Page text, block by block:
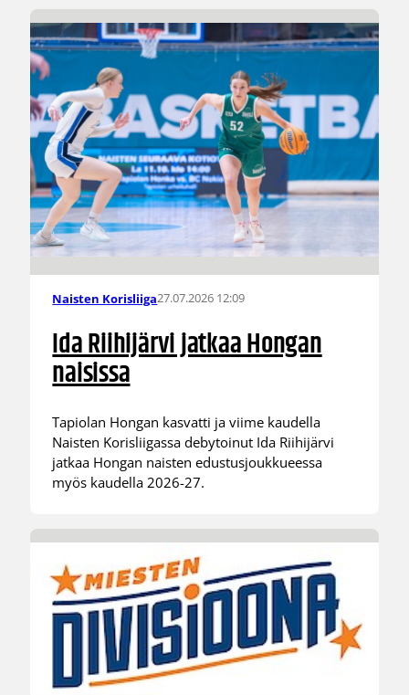
Naisten Korisliiga27.07.2026 12:09
Ida Riihijärvi jatkaa Hongan
naisissa
Tapiolan Hongan kasvatti ja viime kaudella
Naisten Korisliigassa debytoinut Ida Riihijärvi
jatkaa Hongan naisten edustusjoukkueessa
myös kaudella 2026-27.